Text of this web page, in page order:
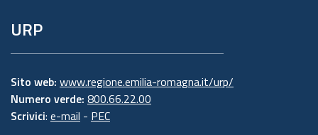
URP
Sito web: www.regione.emilia-romagna.it/urp/
Numero verde: 800.66.22.00
Scrivici: e-mail - PEC